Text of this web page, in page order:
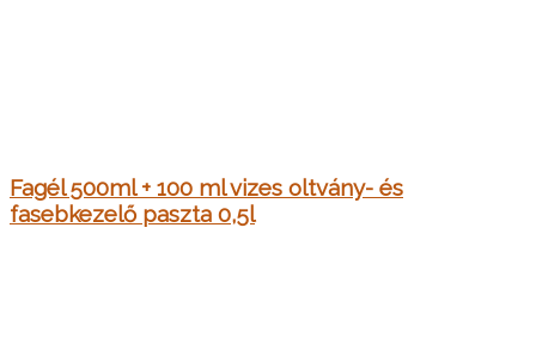
Fagél 500ml + 100 ml vizes oltvány- és
fasebkezelő paszta 0,5l